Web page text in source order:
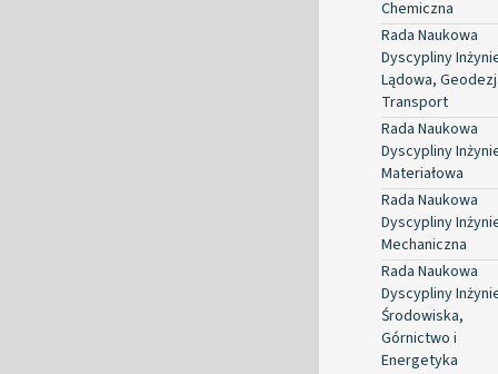
Chemiczna
Rada Naukowa
Dyscypliny
Lądowa,
Transport
Rada Naukowa
Dyscypliny
Materiałowa
Rada Naukowa
Dyscypliny
Mechaniczna
Rada Naukowa
Dyscypliny
Środowiska,
Górnictwo i
Energetyka